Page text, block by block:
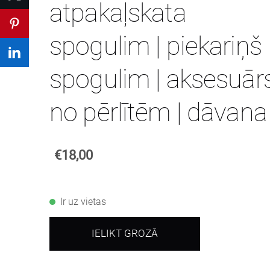
atpakaļskata
spogulim | piekariņš
spogulim |
no pērlītēm | dāvana
€18,00
Ir uz vietas
IELIKT GROZĀ